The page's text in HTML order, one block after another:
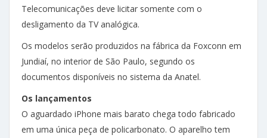
Telecomunicações deve licitar somente com o
desligamento da TV analógica.
Os modelos serão produzidos na fábrica da Foxconn em
Jundiaí, no interior de São Paulo, segundo os
documentos disponíveis no sistema da Anatel.
Os lançamentos
O aguardado iPhone mais barato chega todo fabricado
em uma única peça de policarbonato. O aparelho tem